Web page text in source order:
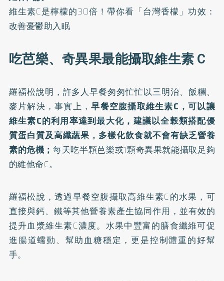
維生素C是檸檬的30倍！帶你看「台灣香檬」功效：
改善憂鬱助入眠
吃芭樂、奇異果最能攝取維生素Ｃ
羅福松說明，許多人早餐匆匆忙忙以三明治、飯糰、
麥片解決，事實上，早餐空腹攝取維生素C，可以讓
維生素C的利用率達到最大化，建議以全穀類搭配優
質蛋白質及高纖蔬果，多樣化飲食就不會有缺乏營養
素的危機； 每天吃半顆芭樂或1顆奇異果就能攝取足夠
的維他命C。
羅福松說，透過早餐空腹攝取高維生素C的水果，可
直接與鈣、鐵等其他營養素產生協同作用，並有效的
提升血漿維生素C濃度。水果中豐富的膳食纖維可促
進腸道蠕動、幫助血糖穩定，更是控制體重的好幫
手。